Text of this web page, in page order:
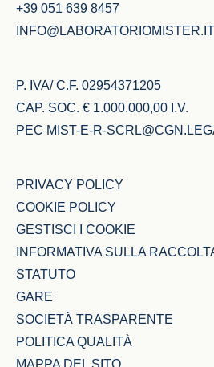
+39 051 639 8457
INFO@LABORATORIOMISTER.IT
P. IVA/ C.F. 02954371205
CAP. SOC. € 1.000.000,00 I.V.
PEC MIST-E-R-
PRIVACY POLICY
COOKIE POLICY
GESTISCI I COOKIE
INFORMATIVA SULLA
STATUTO
GARE
SOCIETÀ TRASPARENTE
POLITICA QUALITÀ
MAPPA DEL SITO